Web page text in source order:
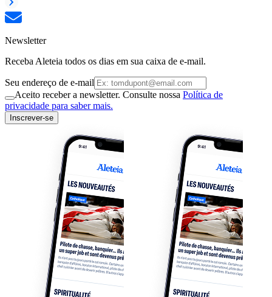
Newsletter
Receba Aleteia todos os dias em sua caixa de e-mail.
Seu endereço de e-mail
Aceito receber a newsletter. Consulte nossa Política de
privacidade para saber mais.
Inscrever-se